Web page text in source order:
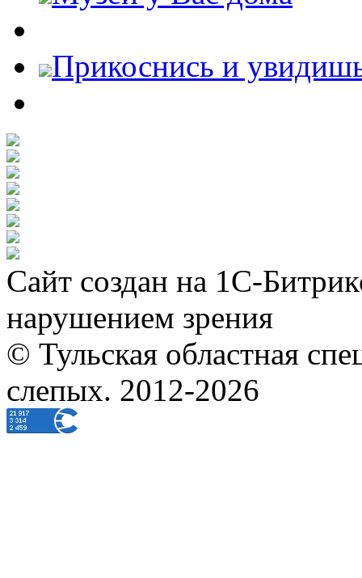
Прикоснись и
Сайт создан на 1С-
нарушением зрения
© Тульская областная
слепых. 2012-2026